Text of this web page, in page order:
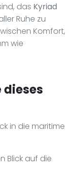
das Kyriad
Ruhe zu
Komfort,
wie
in die maritime
Blick auf die